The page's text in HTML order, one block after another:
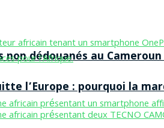
non dédouanés au
l’Europe : pourquoi la